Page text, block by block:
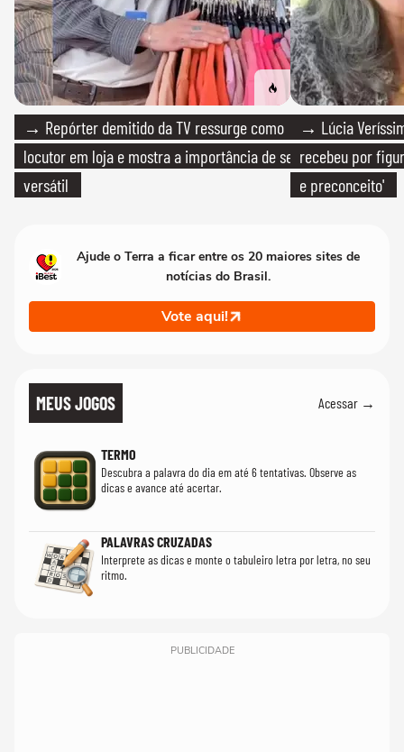
→ Repórter demitido da TV ressurge como
locutor em loja e mostra a importância de ser
versátil
→ Lúcia
recebeu por
e preconceito'
Ajude o Terra a ficar entre os 20 maiores sites de
notícias do Brasil.
Vote aqui!
MEUS JOGOS Acessar →
TERMO
Descubra a palavra do dia em até 6 tentativas. Observe as
dicas e avance até acertar.
PALAVRAS CRUZADAS
Interprete as dicas e monte o tabuleiro letra por letra, no seu
ritmo.
PUBLICIDADE